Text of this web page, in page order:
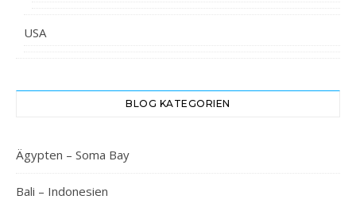
USA
BLOG KATEGORIEN
Ägypten – Soma Bay
Bali – Indonesien